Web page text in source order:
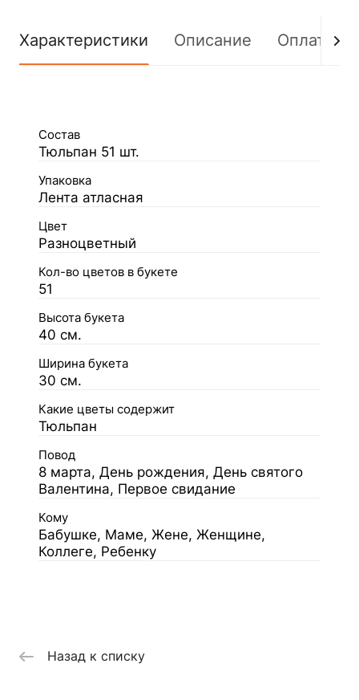
Характеристики Описание Оплата
Состав
Тюльпан 51 шт.
Упаковка
Лента атласная
Цвет
Разноцветный
Кол-во цветов в букете
51
Высота букета
40 см.
Ширина букета
30 см.
Какие цветы содержит
Тюльпан
Повод
8 марта, День рождения, День святого
Валентина, Первое свидание
Кому
Бабушке, Маме, Жене, Женщине,
Коллеге, Ребенку
Назад к списку